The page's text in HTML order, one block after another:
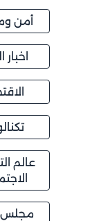
أمن
اخبار
عالم
مجلس